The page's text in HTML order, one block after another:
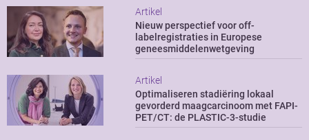
Artikel
Nieuw perspectief voor off-
labelregistraties in Europese
geneesmiddelenwetgeving
Artikel
Optimaliseren stadiëring lokaal
gevorderd maagcarcinoom met FAPI-
PET/CT: de PLASTIC-3-studie